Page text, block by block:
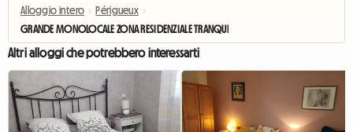
Alloggio intero › Périgueux ›
GRANDE MONOLOCALE ZONA RESIDENZIALE TRANQUILLA NEL CUORE DI PERIGUEUX
Altri alloggi che potrebbero interessarti